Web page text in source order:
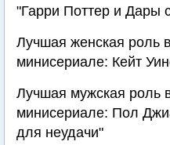
"Гарри Поттер и Дары
Лучшая женская роль
минисериале: Кейт
Лучшая мужская роль
минисериале: Пол
для неудачи"